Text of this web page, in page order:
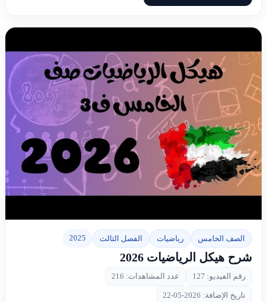
▶الصف الخامس رياضيات الفصل الثالث 2025
شرح هيكل الرياضيات 2026
رقم الفيديو: 127 عدد المشاهدات: 216
تاريخ الإضافة: 2026-05-22